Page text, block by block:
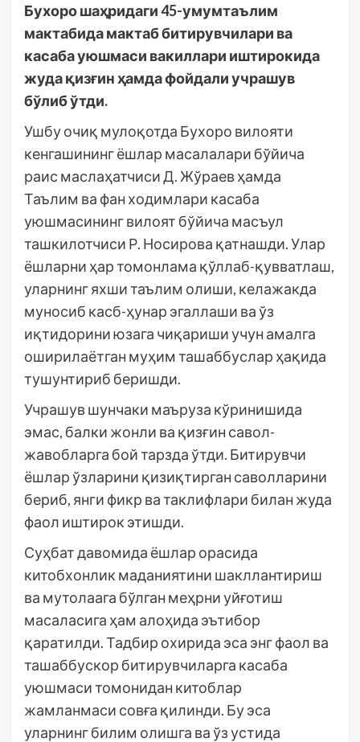
Бухоро шаҳридаги 45-умумтаълим
мактабида мактаб битирувчилари ва
касаба уюшмаси вакиллари иштирокида
жуда қизғин ҳамда фойдали учрашув
бўлиб ўтди.
Ушбу очиқ мулоқотда Бухоро вилояти
кенгашининг ёшлар масалалари бўйича
раис маслаҳатчиси Д. Жўраев ҳамда
Таълим ва фан ходимлари касаба
уюшмасининг вилоят бўйича масъул
ташкилотчиси Р. Носирова қатнашди. Улар
ёшларни ҳар томонлама қўллаб-қувватлаш,
уларнинг яхши таълим олиши, келажакда
муносиб касб-ҳунар эгаллаши ва ўз
иқтидорини юзага чиқариши учун амалга
оширилаётган муҳим ташаббуслар ҳақида
тушунтириб беришди.
Учрашув шунчаки маъруза кўринишида
эмас, балки жонли ва қизғин савол-
жавобларга бой тарзда ўтди. Битирувчи
ёшлар ўзларини қизиқтирган саволларини
бериб, янги фикр ва таклифлари билан жуда
фаол иштирок этишди.
Суҳбат давомида ёшлар орасида
китобхонлик маданиятини шакллантириш
ва мутолаага бўлган меҳрни уйғотиш
масаласига ҳам алоҳида эътибор
қаратилди. Тадбир охирида эса энг фаол ва
ташаббускор битирувчиларга касаба
уюшмаси томонидан китоблар
жамланмаси совға қилинди. Бу эса
уларнинг билим олишга ва ўз устида